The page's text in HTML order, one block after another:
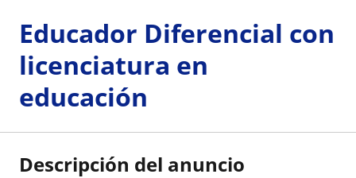
Educador Diferencial con
licenciatura en
educación
Descripción del anuncio